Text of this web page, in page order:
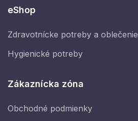
eShop
Zdravotnícke potreby a oblečenie
Hygienické potreby
Zákaznícka zóna
Obchodné podmienky